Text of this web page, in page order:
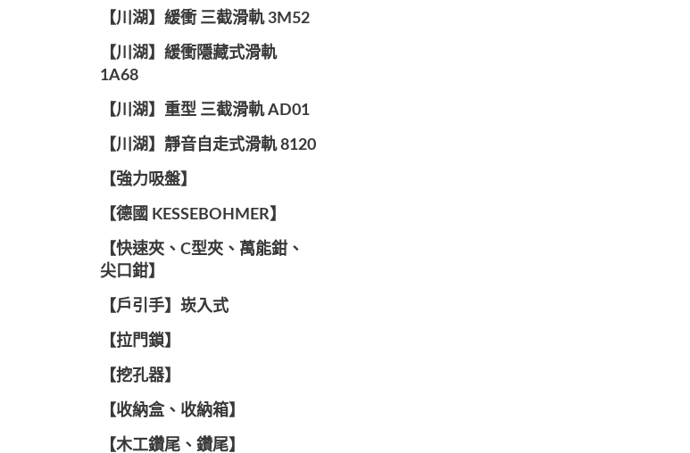
【川湖】緩衝 三截滑軌 3M52
【川湖】緩衝隱藏式滑軌
1A68
【川湖】重型 三截滑軌 AD01
【川湖】靜音自走式滑軌 8120
【強力吸盤】
【德國 KESSEBOHMER】
【快速夾、C型夾、萬能鉗、
尖口鉗】
【戶引手】崁入式
【拉門鎖】
【挖孔器】
【收納盒、收納箱】
【木工鑽尾、鑽尾】